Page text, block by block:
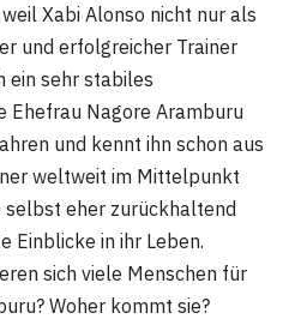
Xabi Alonso nicht nur als
und erfolgreicher Trainer
ein sehr stabiles
Ehefrau Nagore Aramburu
und kennt ihn schon aus
weltweit im Mittelpunkt
selbst eher zurückhaltend
Einblicke in ihr Leben.
sich viele Menschen für
Woher kommt sie?